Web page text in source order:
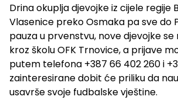
Drina okuplja djevojke iz cijele regije
Vlasenice preko Osmaka pa sve do
pauza u prvenstvu, nove djevojke
kroz školu OFK Trnovice, a prijave
putem telefona +387 66 402 260 i
zainteresirane dobit će priliku da
usavrše svoje fudbalske vještine.